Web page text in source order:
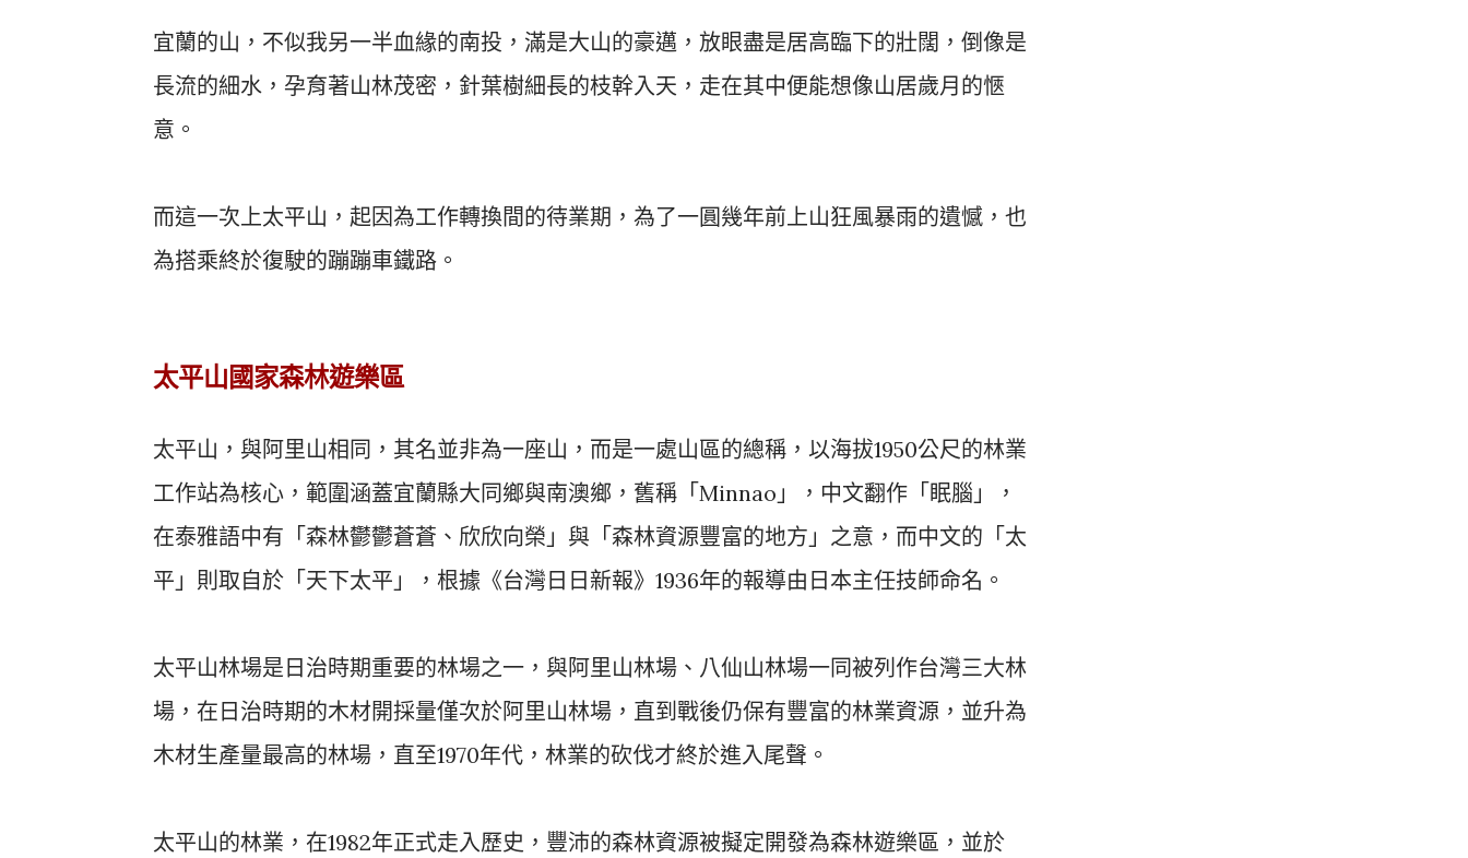
宜蘭的山，不似我另一半血緣的南投，滿是大山的豪邁，放眼盡是居高臨下的壯闊，倒像是
長流的細水，孕育著山林茂密，針葉樹細長的枝幹入天，走在其中便能想像山居歲月的愜
意。
而這一次上太平山，起因為工作轉換間的待業期，為了一圓幾年前上山狂風暴雨的遺憾，也
為搭乘終於復駛的蹦蹦車鐵路。
太平山國家森林遊樂區
太平山，與阿里山相同，其名並非為一座山，而是一處山區的總稱，以海拔1950公尺的林業
工作站為核心，範圍涵蓋宜蘭縣大同鄉與南澳鄉，舊稱「Minnao」，中文翻作「眠腦」，
在泰雅語中有「森林鬱鬱蒼蒼、欣欣向榮」與「森林資源豐富的地方」之意，而中文的「太
平」則取自於「天下太平」，根據《台灣日日新報》1936年的報導由日本主任技師命名。
太平山林場是日治時期重要的林場之一，與阿里山林場、八仙山林場一同被列作台灣三大林
場，在日治時期的木材開採量僅次於阿里山林場，直到戰後仍保有豐富的林業資源，並升為
木材生產量最高的林場，直至1970年代，林業的砍伐才終於進入尾聲。
太平山的林業，在1982年正式走入歷史，豐沛的森林資源被擬定開發為森林遊樂區，並於